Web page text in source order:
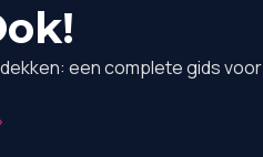
een complete gids voor